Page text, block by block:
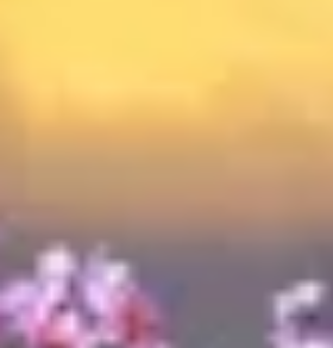
placeringsoplysninger
Identificere enheder baseret på aktivt
anmodede oplysninger